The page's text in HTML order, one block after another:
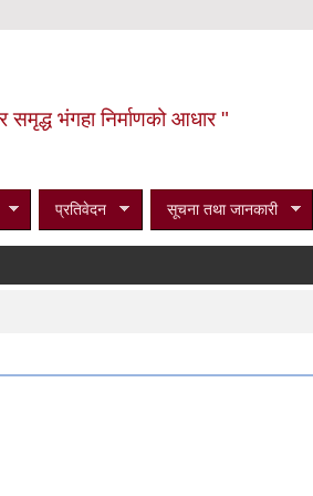
समृद्ध भंगहा निर्माणको आधार "
प्रतिवेदन सूचना तथा जानकारी